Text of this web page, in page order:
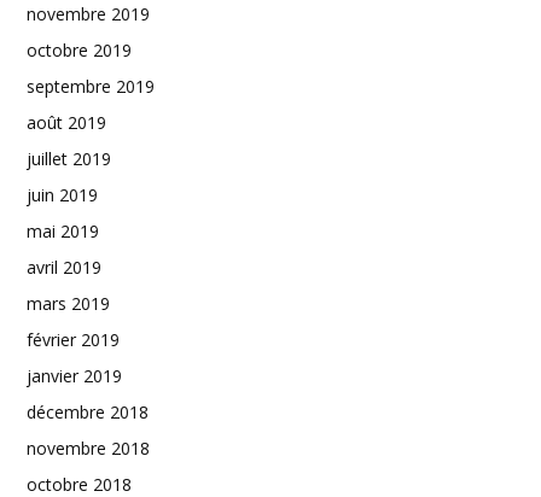
novembre 2019
octobre 2019
septembre 2019
août 2019
juillet 2019
juin 2019
mai 2019
avril 2019
mars 2019
février 2019
janvier 2019
décembre 2018
novembre 2018
octobre 2018